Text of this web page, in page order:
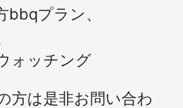
bbqプラン、
ォッチング
方は是非お問い合わ